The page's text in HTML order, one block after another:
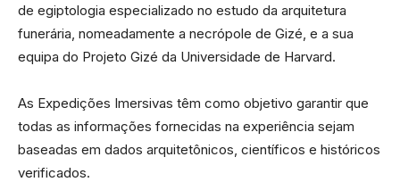
de egiptologia especializado no estudo da arquitetura
funerária, nomeadamente a necrópole de Gizé, e a sua
equipa do Projeto Gizé da Universidade de Harvard.
As Expedições Imersivas têm como objetivo garantir que
todas as informações fornecidas na experiência sejam
baseadas em dados arquitetônicos, científicos e históricos
verificados.